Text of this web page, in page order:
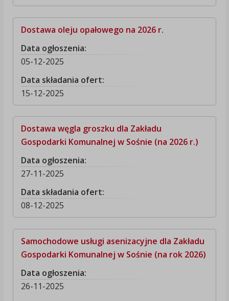
Dostawa oleju opałowego na 2026 r.
Data ogłoszenia:
05-12-2025
Data składania ofert:
15-12-2025
Dostawa węgla groszku dla Zakładu
Gospodarki Komunalnej w Sośnie (na 2026 r.)
Data ogłoszenia:
27-11-2025
Data składania ofert:
08-12-2025
Samochodowe usługi asenizacyjne dla Zakładu
Gospodarki Komunalnej w Sośnie (na rok 2026)
Data ogłoszenia:
26-11-2025